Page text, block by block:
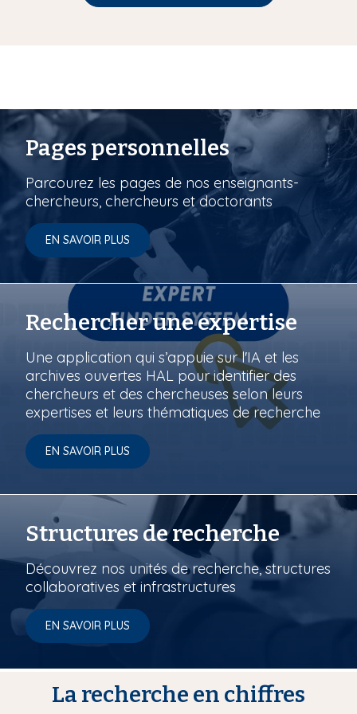
Pages personnelles
Parcourez les pages de nos enseignants-
chercheurs, chercheurs et doctorants
EN SAVOIR PLUS
Rechercher une expertise
Une application qui s’appuie sur l'IA et les
archives ouvertes HAL pour identifier des
chercheurs et des chercheuses selon leurs
expertises et leurs thématiques de recherche
EN SAVOIR PLUS
Structures de recherche
Découvrez nos unités de recherche, structures
collaboratives et infrastructures
EN SAVOIR PLUS
La recherche en chiffres